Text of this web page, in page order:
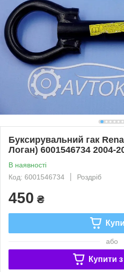
Буксирувальний гак
Логан) 6001546734 2004-
В наявності
Код: 6001546734
Роздріб
450 ₴
або
Купити з